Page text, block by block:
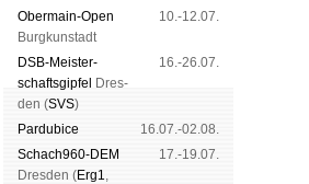
Ober­main-Open
Burg­kun­stadt
10.-12.07.
DSB-Meister­
schafts­gipfel
Dres­
den (SVS)
16.-26.07.
Pardu­bice
16.07.-02.08.
Schach960-DEM
Dres­den (Erg1,
17.-19.07.